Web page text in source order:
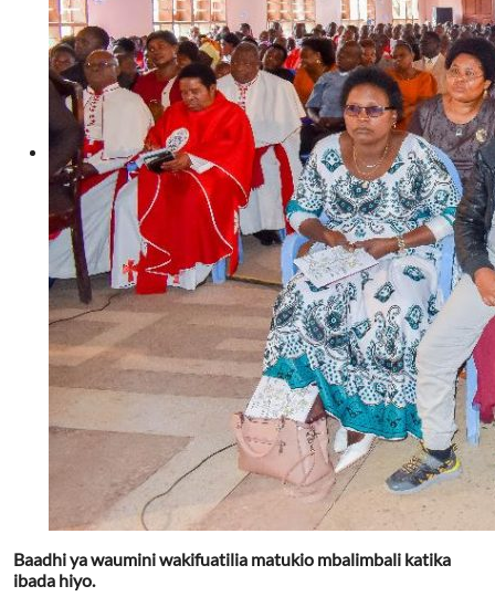
Baadhi ya waumini wakifuatilia matukio mbalimbali katika
ibada hiyo.